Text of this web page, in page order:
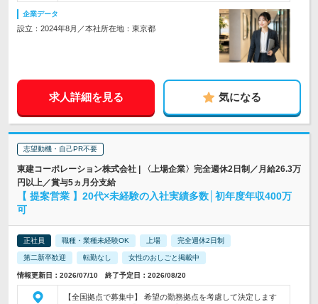
企業データ
設立：2024年8月／本社所在地：東京都
求人詳細を見る 気になる
志望動機・自己PR不要
東建コーポレーション株式会社 | 〈上場企業〉完全週休2日制／月給26.3万
円以上／賞与5ヵ月分支給
【 提案営業 】20代×未経験の入社実績多数│初年度年収400万
可
正社員 職種・業種未経験OK 上場 完全週休2日制
第二新卒歓迎 転勤なし 女性のおしごと掲載中
情報更新日：2026/07/10 終了予定日：2026/08/20
【全国拠点で募集中】 希望の勤務拠点を考慮して決定します